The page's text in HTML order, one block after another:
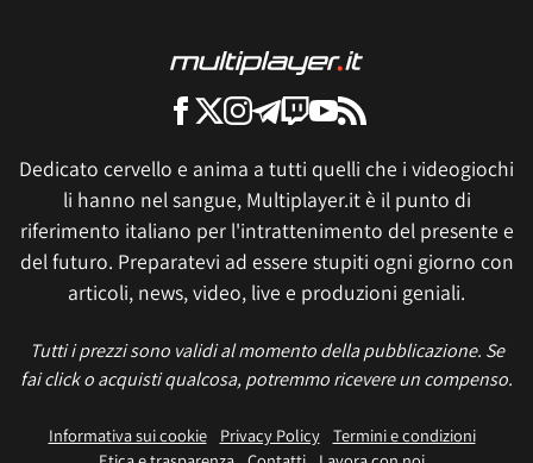
Dedicato cervello e anima a tutti quelli che i videogiochi
li hanno nel sangue, Multiplayer.it è il punto di
riferimento italiano per l'intrattenimento del presente e
del futuro. Preparatevi ad essere stupiti ogni giorno con
articoli, news, video, live e produzioni geniali.
Tutti i prezzi sono validi al momento della pubblicazione. Se
fai click o acquisti qualcosa, potremmo ricevere un compenso.
Informativa sui cookie Privacy Policy
Termini e condizioni